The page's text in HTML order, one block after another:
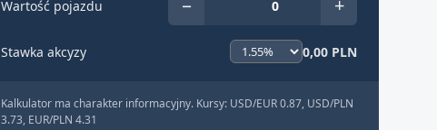
Wartość pojazdu − +
Stawka akcyzy 0,00 PLN
Kalkulator ma charakter informacyjny. Kursy: USD/EUR 0.87, USD/PLN
3.73, EUR/PLN 4.31